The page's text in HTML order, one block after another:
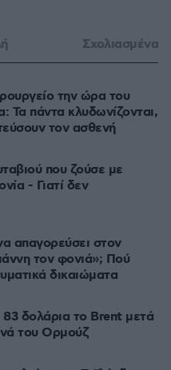
Σχολιασμένα
την ώρα του
Τα πάντα κλυδωνίζονται,
τον ασθενή
που ζούσε με
- Γιατί δεν
απαγορεύσει στον
τον φονιά»; Πού
δικαιώματα
83 δολάρια το Brent μετά
του Ορμούζ